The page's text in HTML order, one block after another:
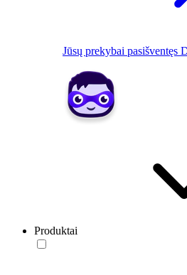
Jūsų prekybai pasišventęs
Produktai